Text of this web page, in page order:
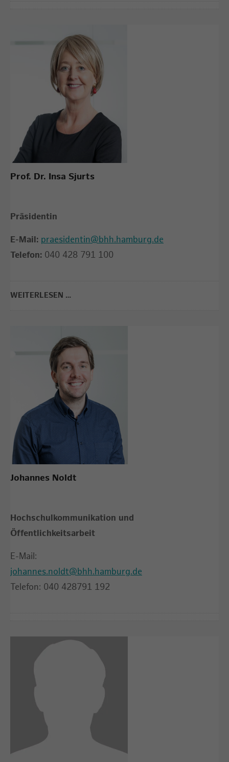
Prof. Dr. Insa Sjurts
Präsidentin
E-Mail: praesidentin@bhh.hamburg.de
Telefon: 040 428 791 100
WEITERLESEN …
Johannes Noldt
Hochschulkommunikation und
Öffentlichkeitsarbeit
E-Mail:
johannes.noldt@bhh.hamburg.de
Telefon: 040 428791 192